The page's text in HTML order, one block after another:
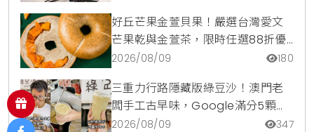
好丘芒果金萱貝果！嚴選台灣愛文
芒果乾與金萱茶，限時任選88折優
惠
2026/08/09 180
三重力行路隱藏版綠豆沙！澳門老
闆手工古早味，Google滿分5顆星
銅板美食
2026/08/09 347